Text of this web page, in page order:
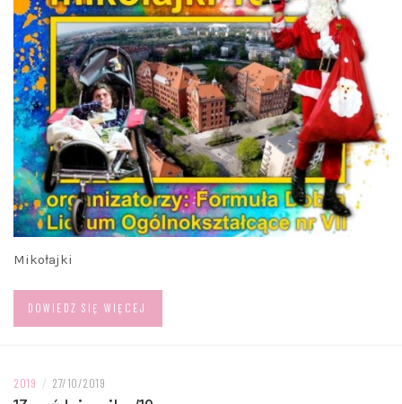
Mikołajki
DOWIEDZ SIĘ WIĘCEJ
2019 / 27/10/2019